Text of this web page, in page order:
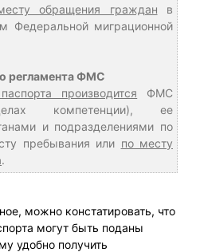
обращения граждан в
Федеральной миграционной
регламента ФМС
производится ФМС
компетенции), ее
и подразделениями по
пребывания или по месту
.
можно констатировать, что
могут быть поданы
удобно получить